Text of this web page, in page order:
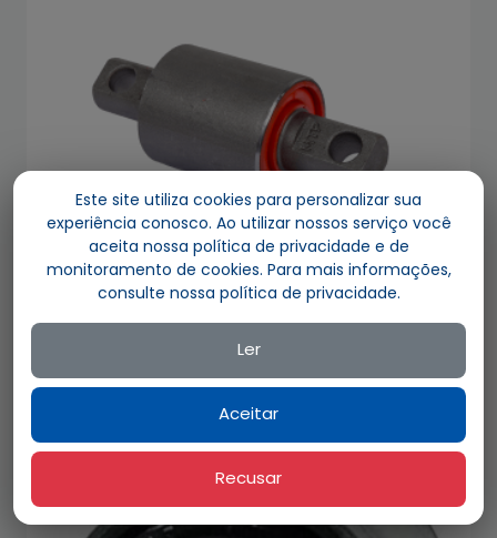
BUCHA TIRANTE - MODELO GUERRA (COM PINO)
Adicionar ao orçamento
Este site utiliza cookies para personalizar sua
experiência conosco. Ao utilizar nossos serviço você
aceita nossa política de privacidade e de
monitoramento de cookies. Para mais informações,
consulte nossa política de privacidade.
Ler
Aceitar
Recusar